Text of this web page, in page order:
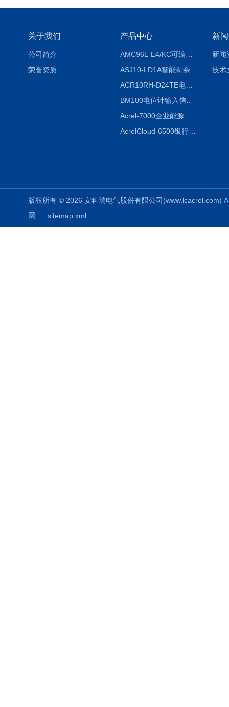
关于我们
公司简介
荣誉资质
产品中心
ACR10RH-D24TE电力仪表外置开口式互感器
BM100电位计输入信号隔离器
Acrel-7000企业能源管控平台
AcrelCloud-6500银行业安全用电能耗云平台
新
新闻
技术
版权所有 © 2026 安科瑞电气股份有限公司
网
sitemap.xml